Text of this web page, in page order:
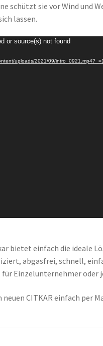
schützt sie vor Wind und
lassen.
or source(s) not found
uploads/2021/09/
bietet einfach die ideale
abgasfrei, schnell,
Einzelunternehmer oder
CITKAR einfach per